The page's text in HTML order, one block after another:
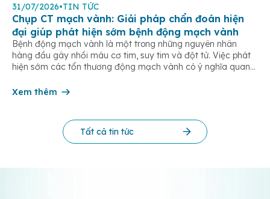
31/07/2026•TIN TỨC
Chụp CT mạch vành: Giải pháp chẩn đoán hiện
đại giúp phát hiện sớm bệnh động mạch vành
Bệnh động mạch vành là một trong những nguyên nhân
hàng đầu gây nhồi máu cơ tim, suy tim và đột tử. Việc phát
hiện sớm các tổn thương động mạch vành có ý nghĩa quan
nguy hiểm. Hiện nay, chụp CT mạch […]
Xem thêm
Tất cả tin tức